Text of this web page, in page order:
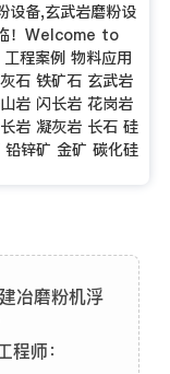
设备,玄武岩磨粉设
！Welcome to
程案例 物料应用
石 铁矿石 玄武岩
岩 闪长岩 花岗岩
岩 凝灰岩 长石 硅
锌矿 金矿 碳化硅
冶磨粉机浮
师：